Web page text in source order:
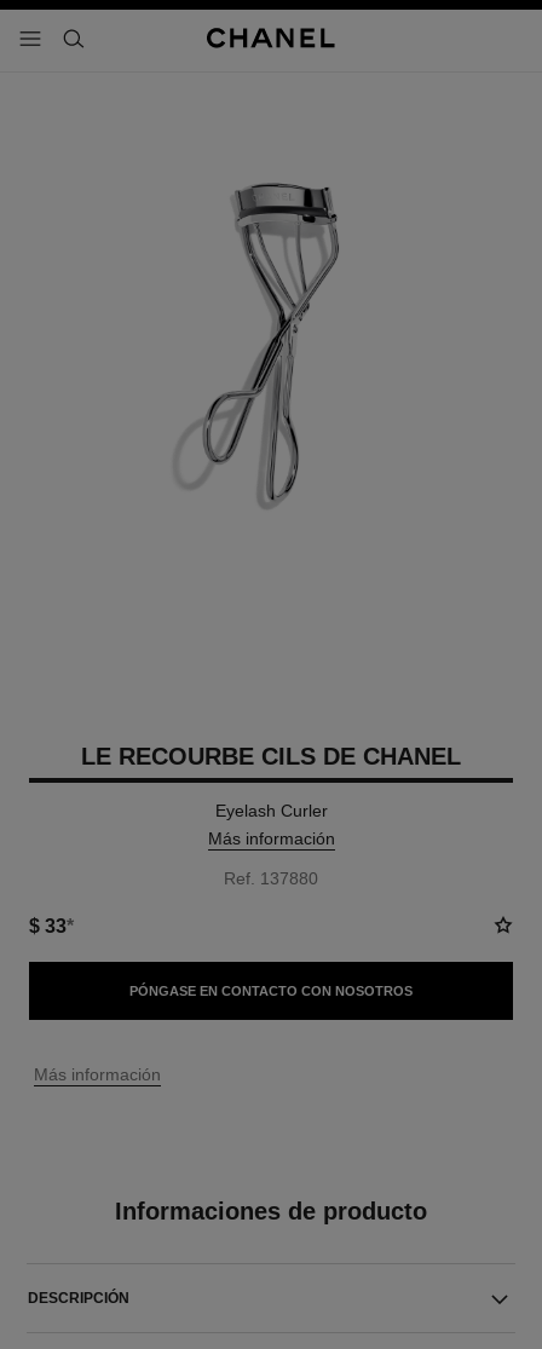
- navegación principal
buscar
LE RECOURBE CILS DE CHANEL
Eyelash Curler
Más información
Ref. 137880
$ 33*
PÓNGASE EN CONTACTO CON NOSOTROS
↩
Más información
Informaciones de producto
DESCRIPCIÓN